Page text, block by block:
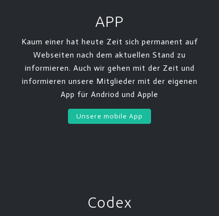
APP
Kaum einer hat heute Zeit sich permanent auf
Webseiten nach dem aktuellen Stand zu
informieren. Auch wir gehen mit der Zeit und
informieren unsere Mitglieder mit der eigenen
App für Andriod und Apple
Unsere mobile App
Codex